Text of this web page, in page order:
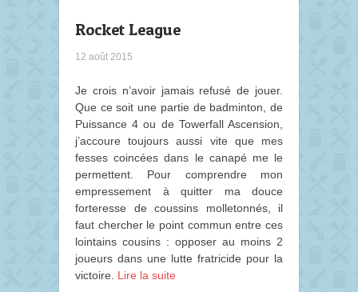
Rocket League
12 août 2015
Je crois n’avoir jamais refusé de jouer.
Que ce soit une partie de badminton, de
Puissance 4 ou de Towerfall Ascension,
j’accoure toujours aussi vite que mes
fesses coincées dans le canapé me le
permettent. Pour comprendre mon
empressement à quitter ma douce
forteresse de coussins molletonnés, il
faut chercher le point commun entre ces
lointains cousins : opposer au moins 2
joueurs dans une lutte fratricide pour la
victoire. Lire la suite